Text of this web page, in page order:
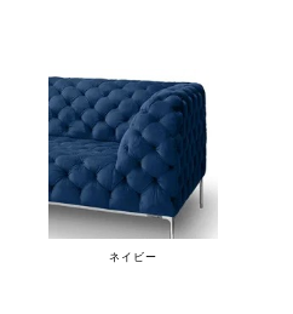
ネイビー